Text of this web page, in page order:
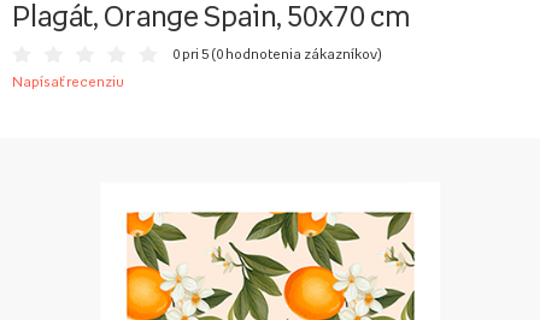
Plagát, Orange Spain, 50x70 cm
0 pri 5 (0 hodnotenia zákazníkov)
Napísať recenziu